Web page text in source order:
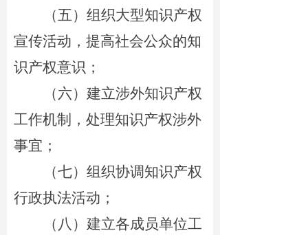
（五）组织大型知识产权
宣传活动，提高社会公众的知
识产权意识；
（六）建立涉外知识产权
工作机制，处理知识产权涉外
事宜；
（七）组织协调知识产权
行政执法活动；
（八）建立各成员单位工